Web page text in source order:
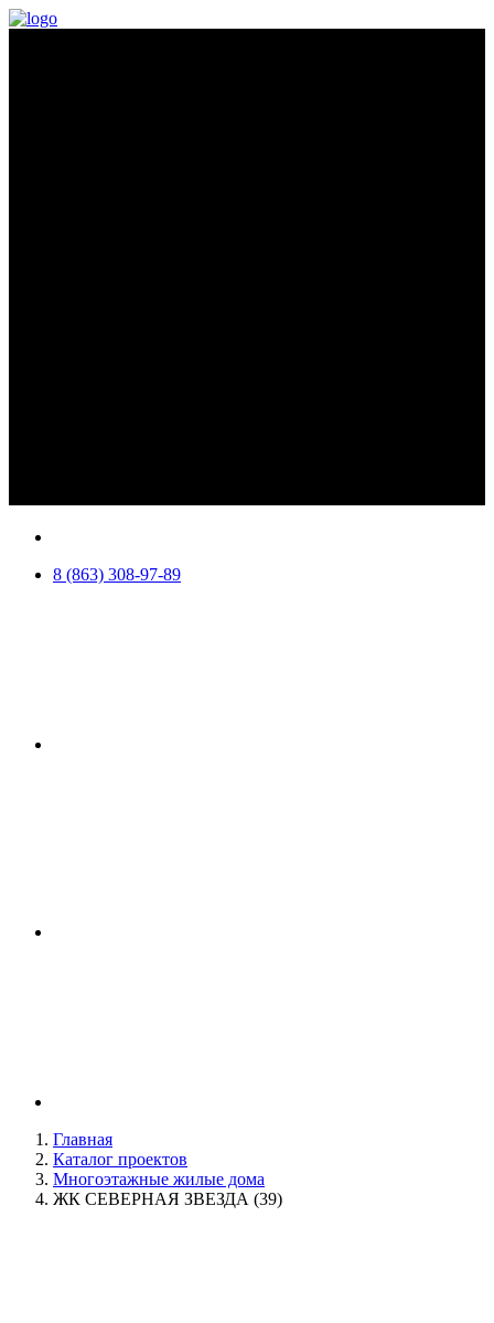
8 (863) 308-97-89
Главная
Каталог проектов
Многоэтажные жилые дома
ЖК СЕВЕРНАЯ ЗВЕЗДА (39)